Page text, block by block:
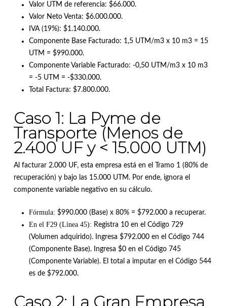
Valor UTM de referencia: $66.000.
Valor Neto Venta: $6.000.000.
IVA (19%): $1.140.000.
Componente Base Facturado: 1,5 UTM/m3 x 10 m3 = 15
UTM = $990.000.
Componente Variable Facturado: -0,50 UTM/m3 x 10 m3
= -5 UTM = -$330.000.
Total Factura: $7.800.000.
Caso 1: La Pyme de
Transporte (Menos de
2.400 UF y < 15.000 UTM)
Al facturar 2.000 UF, esta empresa está en el Tramo 1 (80% de
recuperación) y bajo las 15.000 UTM . Por ende, ignora el
componente variable negativo en su cálculo.
Fórmula: $990.000 (Base) x 80% = $792.000 a recuperar.
En el F29 (Línea 45): Registra 10 en el Código 729
(Volumen adquirido).
Ingresa $792.000 en el Código 744
(Componente Base).
Ingresa $0 en el Código 745
(Componente Variable). El total a imputar en el Código 544
es de $792.000.
Caso 2: La Gran Empresa